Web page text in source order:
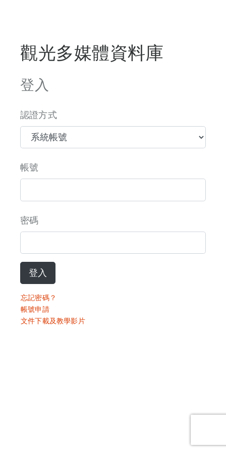
觀光多媒體資料庫
登入
認證方式
帳號
密碼
登入
忘記密碼？
帳號申請
文件下載及教學影片